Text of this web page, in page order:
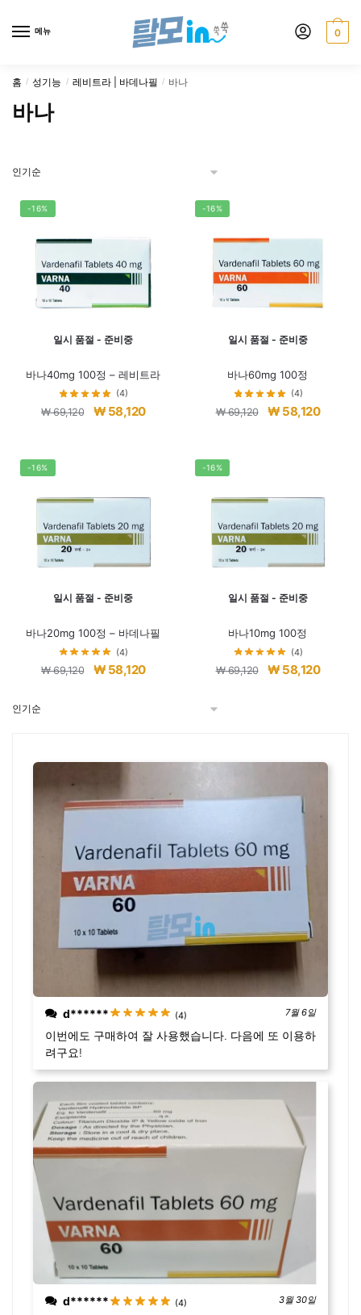
메뉴 0
홈 / 성기능 / 레비트라 | 바데나필 / 바나
바나
-16%
일시 품절 - 준비중
바나40mg 100정 – 레비트라
(4)
₩69,120
원
₩ 58,120현
-16%
일시 품절 - 준비중
바나60mg 100정
(4)
₩69,120
원
₩ 58,120현
-16%
일시 품절 - 준비중
바나20mg 100정 – 바데나필
(4)
₩69,120
원
₩ 58,120현
-16%
일시 품절 - 준비중
바나10mg 100정
(4)
₩69,120
원
₩ 58,120현
d****** (4) 7월 6일
이번에도 구매하여 잘 사용했습니다. 다음에 또 이용하
려구요!
d****** (4) 3월 30일